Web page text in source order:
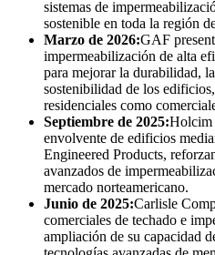
sistemas de
sostenible en toda la región
Marzo de 2026:GAF
impermeabilización de alta
para mejorar la durabilidad,
sostenibilidad de los
residenciales como
Septiembre de 2025:Holcim
envolvente de edificios
Engineered Products,
avanzados de
mercado norteamericano.
Junio ​​de 2025:Carlisle
comerciales de techado e
ampliación de su capacidad